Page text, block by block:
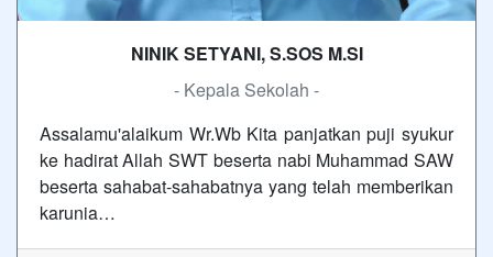
NINIK SETYANI, S.SOS M.SI
- Kepala Sekolah -
Assalamu'alaikum Wr.Wb Kita panjatkan puji syukur
ke hadirat Allah SWT beserta nabi Muhammad SAW
beserta sahabat-sahabatnya yang telah memberikan
karunia…